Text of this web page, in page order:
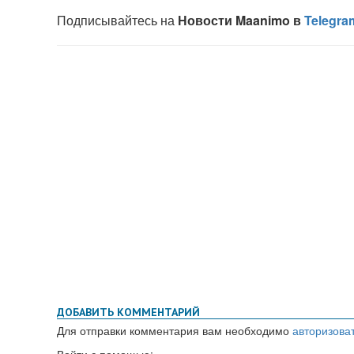
ДОБАВИТЬ КОММЕНТАРИЙ
Для отправки комментария вам необходимо